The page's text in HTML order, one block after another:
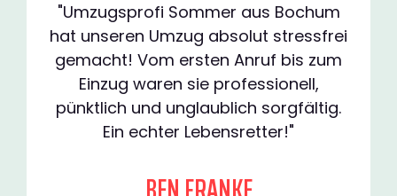
"Umzugsprofi Sommer aus Bochum
hat unseren Umzug absolut stressfrei
gemacht! Vom ersten Anruf bis zum
Einzug waren sie professionell,
pünktlich und unglaublich sorgfältig.
Ein echter Lebensretter!"